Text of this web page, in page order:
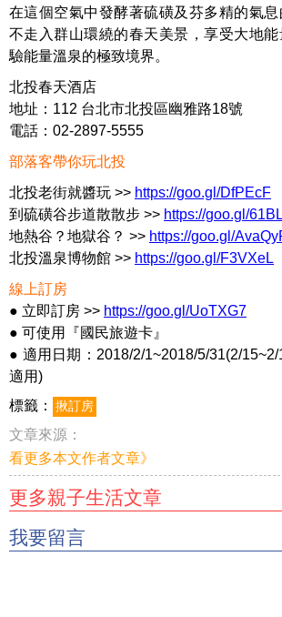
在這個空氣中發酵著硫磺及芬多精的氣
不走入群山環繞的春天美景，享受大地
驗能量溫泉的極致境界。
北投春天酒店
地址：112 台北市北投區幽雅路18號
電話：02-2897-5555
部落客帶你玩北投
北投老街就醬玩 >> https://goo.gl/DfPEcF
到硫磺谷步道散散步 >> https://goo.gl/
地熱谷？地獄谷？ >> https://goo.gl/
北投溫泉博物館 >> https://goo.gl/F3VXeL
線上訂房
● 立即訂房 >> https://goo.gl/UoTXG7
● 可使用『國民旅遊卡』
● 適用日期：2018/2/1~2018/5/31(2/
適用)
標籤：
揪訂房
文章來源：
看更多本文作者文章》
更多親子生活文章
我要留言